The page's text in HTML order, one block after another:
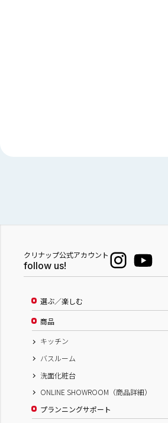
クリナップ公式アカウント
follow us!
選ぶ／楽しむ
商品
キッチン
バスルーム
洗面化粧台
ONLINE SHOWROOM（商品詳細）
プランニングサポート